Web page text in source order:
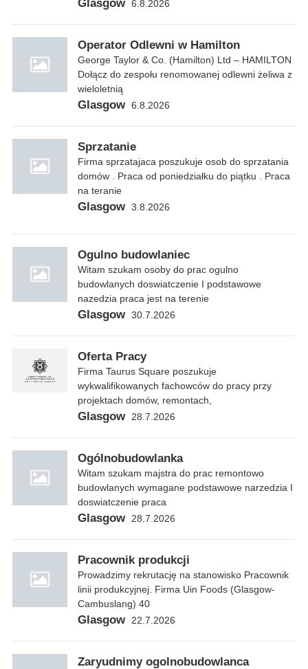
Glasgow 6.8.2026
Operator Odlewni w Hamilton
George Taylor & Co. (Hamilton) Ltd – HAMILTON
Dołącz do zespołu renomowanej odlewni żeliwa z
wieloletnią
Glasgow 6.8.2026
Sprzatanie
Firma sprzatajaca poszukuje osob do sprzatania
domów . Praca od poniedziałku do piątku . Praca
na teranie
Glasgow 3.8.2026
Ogulno budowlaniec
Witam szukam osoby do prac ogulno
budowlanych doswiatczenie I podstawowe
nazedzia praca jest na terenie
Glasgow 30.7.2026
Oferta Pracy
Firma Taurus Square poszukuje
wykwalifikowanych fachowców do pracy przy
projektach domów, remontach,
Glasgow 28.7.2026
Ogólnobudowlanka
Witam szukam majstra do prac remontowo
budowlanych wymagane podstawowe narzedzia I
doswiatczenie praca
Glasgow 28.7.2026
Pracownik produkcji
Prowadzimy rekrutację na stanowisko Pracownik
linii produkcyjnej. Firma Uin Foods (Glasgow-
Cambuslang) 40
Glasgow 22.7.2026
Zaryudnimy ogolnobudowlanca